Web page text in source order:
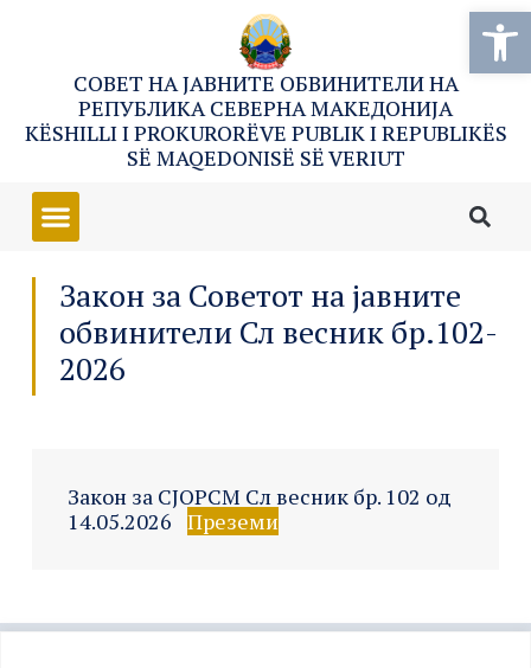
СОВЕТ НА ЈАВНИТЕ ОБВИНИТЕЛИ НА
РЕПУБЛИКА СЕВЕРНА МАКЕДОНИЈА
KËSHILLI I PROKURORËVE PUBLIK I REPUBLIKËS
SË MAQEDONISË SË VERIUT
Закон за Советот на јавните
обвинители Сл весник бр.102-
2026
Закон за СЈОРСМ Сл весник бр. 102 од
14.05.2026 Преземи